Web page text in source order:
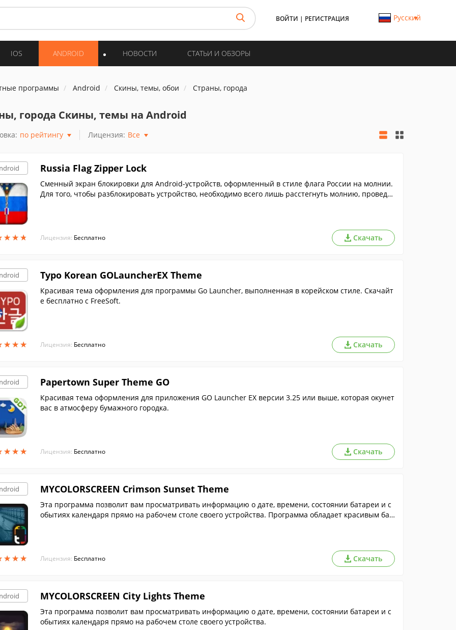
ВОЙТИ | РЕГИСТРАЦИЯ Русский
IOS ANDROID НОВОСТИ СТАТЬИ И ОБЗОРЫ
программы Android Скины, темы, обои Страны, города
города Скины, темы на Android
по рейтингу Лицензия: Все
★★★
★★★
Russia Flag Zipper Lock
Сменный экран блокировки для Android-устройств, оформленный в стиле флага России на молнии.
Для того, чтобы разблокировать устройство, необходимо всего лишь расстегнуть молнию, проведя
Лицензия: Бесплатно Скачать
★★★
★★★
Typo Korean GOLauncherEX Theme
Красивая тема оформления для программы Go Launcher, выполненная в корейском стиле. Скачайт
е бесплатно с FreeSoft.
Лицензия: Бесплатно Скачать
★★★
★★★
Papertown Super Theme GO
Красивая тема оформления для приложения GO Launcher EX версии 3.25 или выше, которая окунет
вас в атмосферу бумажного городка.
Лицензия: Бесплатно Скачать
★★★
★★★
MYCOLORSCREEN Crimson Sunset Theme
Эта программа позволит вам просматривать информацию о дате, времени, состоянии батареи и с
обытиях календаря прямо на рабочем столе своего устройства. Программа обладает красивым баг
Лицензия: Бесплатно Скачать
MYCOLORSCREEN City Lights Theme
Эта программа позволит вам просматривать информацию о дате, времени, состоянии батареи и с
обытиях календаря прямо на рабочем столе своего устройства.